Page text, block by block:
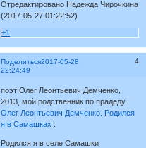
Отредактировано Надежда Чирочкина
(2017-05-27 01:22:52)
+1
Поделиться 4
2017-05-28
22:24:49
поэт Олег Леонтьевич Демченко,
2013, мой родственник по прадеду
Олег Леонтьевич Демченко. Родился
я в Самашках :
Родился я в селе Самашки